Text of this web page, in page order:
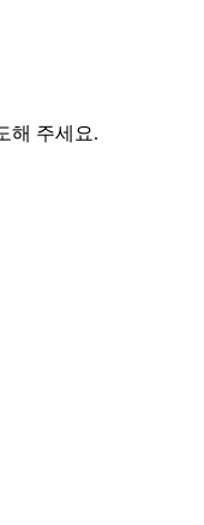
해 주세요.